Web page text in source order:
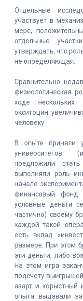
Отдельные
участвует в
мере,
отдельные
утверждать, что
не определяющая.
Сравнительно
физиологическая
ходе нескольких
окситоцин
человеку.
В опыте приняли
университетов
предложили
выполняли роль
начале
финансовый
условные деньги
частично) своему
каждой такой
есть вклад
размере. При этом
эти деньги, либо
На этом игра
подсчету
азарт и корыстный
опыта выдавали